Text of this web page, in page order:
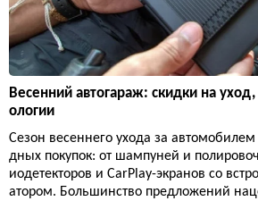
Весенний автогараж: скидки на
ологии
Сезон весеннего ухода за
дных покупок: от шампуней и
иодетекторов и CarPlay-экранов со
атором. Большинство предложений